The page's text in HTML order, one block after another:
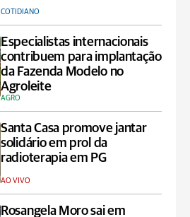
COTIDIANO
Especialistas internacionais
contribuem para implantação
da Fazenda Modelo no
Agroleite
AGRO
Santa Casa promove jantar
solidário em prol da
radioterapia em PG
AO VIVO
Rosangela Moro sai em